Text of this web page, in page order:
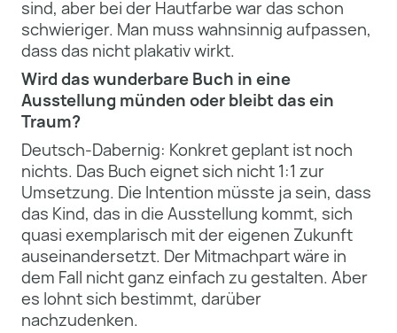
sind, aber bei der Hautfarbe war das schon
schwieriger. Man muss wahnsinnig aufpassen,
dass das nicht plakativ wirkt.
Wird das wunderbare Buch in eine
Ausstellung münden oder bleibt das ein
Traum?
Deutsch-Dabernig: Konkret geplant ist noch
nichts. Das Buch eignet sich nicht 1:1 zur
Umsetzung. Die Intention müsste ja sein, dass
das Kind, das in die Ausstellung kommt, sich
quasi exemplarisch mit der eigenen Zukunft
auseinandersetzt. Der Mitmachpart wäre in
dem Fall nicht ganz einfach zu gestalten. Aber
es lohnt sich bestimmt, darüber
nachzudenken.